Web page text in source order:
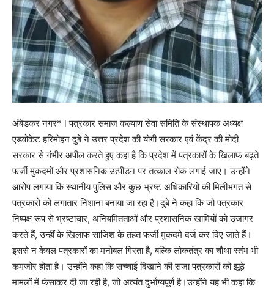
अंबेडकर नगर* l पत्रकार समाज कल्याण सेवा समिति के संस्थापक अध्यक्ष
एडवोकेट हरिमोहन दुबे ने उत्तर प्रदेश की योगी सरकार एवं केंद्र की मोदी
सरकार से गंभीर अपील करते हुए कहा है कि प्रदेश में पत्रकारों के खिलाफ बढ़ते
फर्जी मुकदमों और प्रशासनिक उत्पीड़न पर तत्काल रोक लगाई जाए। उन्होंने
आरोप लगाया कि स्थानीय पुलिस और कुछ भ्रष्ट अधिकारियों की मिलीभगत से
पत्रकारों को लगातार निशाना बनाया जा रहा है।दुबे ने कहा कि जो पत्रकार
निष्पक्ष रूप से भ्रष्टाचार, अनियमितताओं और प्रशासनिक खामियों को उजागर
करते हैं, उन्हीं के खिलाफ साजिश के तहत फर्जी मुकदमे दर्ज कर दिए जाते हैं।
इससे न केवल पत्रकारों का मनोबल गिरता है, बल्कि लोकतंत्र का चौथा स्तंभ भी
कमजोर होता है। उन्होंने कहा कि सच्चाई दिखाने की सजा पत्रकारों को झूठे
मामलों में फंसाकर दी जा रही है, जो अत्यंत दुर्भाग्यपूर्ण है।उन्होंने यह भी कहा कि